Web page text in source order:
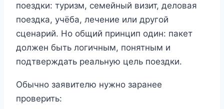
поездки: туризм, семейный визит, деловая
поездка, учёба, лечение или другой
сценарий. Но общий принцип один: пакет
должен быть логичным, понятным и
подтверждать реальную цель поездки.
Обычно заявителю нужно заранее
проверить: